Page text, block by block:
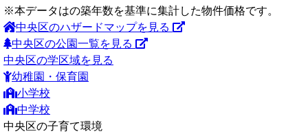
※本データはの築年数を基準に集計した物件価格です。
中央区のハザードマップを見る
中央区の公園一覧を見る
中央区の学区域を見る
幼稚園・保育園
小学校
中学校
中央区の子育て環境